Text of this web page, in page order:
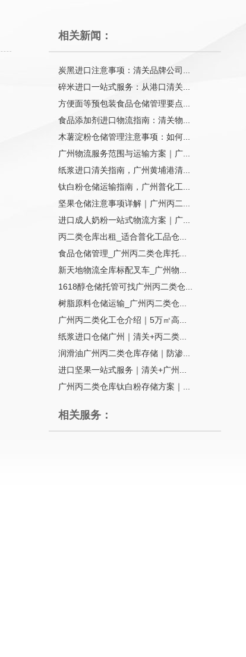
相关新闻：
炭黑进口注意事项：清关品牌公司...
碎米进口一站式服务：从港口清关...
方便面等预包装食品仓储管理要点...
食品添加剂进口物流指南：清关物...
木薯淀粉仓储管理注意事项：如何...
广州物流服务范围与运输方案｜广...
纸浆进口清关指南，广州黄埔港清...
钛白粉仓储运输指南，广州普化工...
坚果仓储注意事项详解｜广州丙二...
进口成人奶粉一站式物流方案｜广...
丙二类仓库出租_适合普化工品仓...
食品仓储管理_广州丙二类仓库托...
新天地物流全库标配叉车_广州物...
1618醇仓储托管可找广州丙二类仓...
树脂原料仓储运输_广州丙二类仓...
广州丙二类化工仓介绍｜5万㎡高...
纸浆进口仓储广州｜清关+丙二类...
润滑油广州丙二类仓库存储｜防渗...
进口坚果一站式服务｜清关+广州...
广州丙二类仓库钛白粉存储方案｜...
相关服务：